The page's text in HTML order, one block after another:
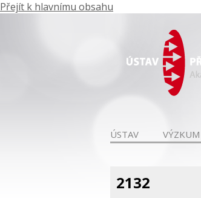
Přejít k hlavnímu obsahu
ÚSTAV VÝZKUM
2132